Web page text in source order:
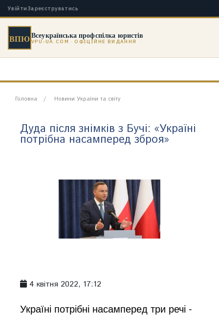
Увійти Зареєструватись
ВПЮВсеукраїнська профспілка юристів
VPU-UA.COM · ОФІЦІЙНЕ ВИДАННЯ
Головна Новини України та світу
Дуда після знімків з Бучі: «Україні
потрібна насамперед зброя»
4 квітня 2022, 17:12
Україні потрібні насамперед три речі -